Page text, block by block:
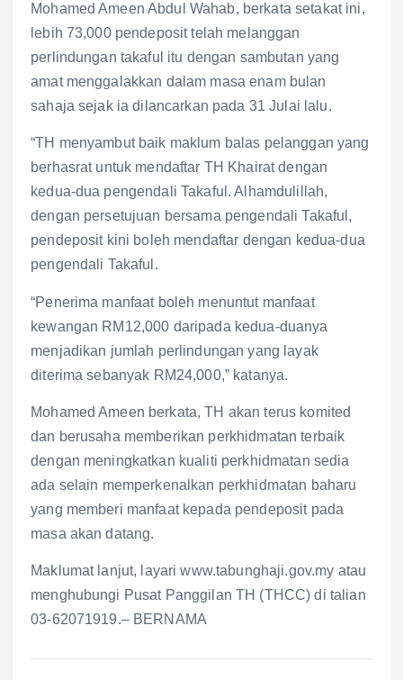
Mohamed Ameen Abdul Wahab, berkata setakat ini,
lebih 73,000 pendeposit telah melanggan
perlindungan takaful itu dengan sambutan yang
amat menggalakkan dalam masa enam bulan
sahaja sejak ia dilancarkan pada 31 Julai lalu.
“TH menyambut baik maklum balas pelanggan yang
berhasrat untuk mendaftar TH Khairat dengan
kedua-dua pengendali Takaful. Alhamdulillah,
dengan persetujuan bersama pengendali Takaful,
pendeposit kini boleh mendaftar dengan kedua-dua
pengendali Takaful.
“Penerima manfaat boleh menuntut manfaat
kewangan RM12,000 daripada kedua-duanya
menjadikan jumlah perlindungan yang layak
diterima sebanyak RM24,000,” katanya.
Mohamed Ameen berkata, TH akan terus komited
dan berusaha memberikan perkhidmatan terbaik
dengan meningkatkan kualiti perkhidmatan sedia
ada selain memperkenalkan perkhidmatan baharu
yang memberi manfaat kepada pendeposit pada
masa akan datang.
Maklumat lanjut, layari www.tabunghaji.gov.my atau
menghubungi Pusat Panggilan TH (THCC) di talian
03-62071919.– BERNAMA